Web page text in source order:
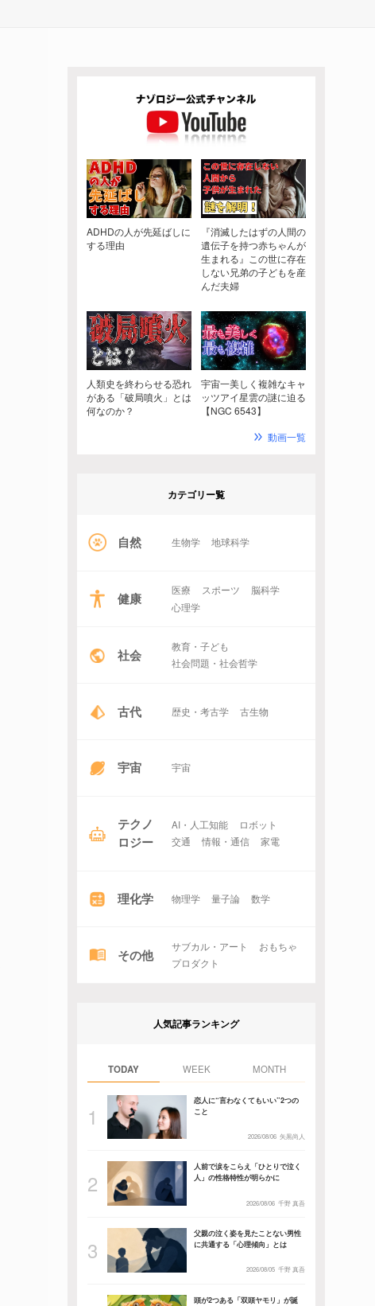
ADHDの人が先延ばしに
する理由
『消滅したはずの人間の
遺伝子を持つ赤ちゃんが
生まれる』この世に存在
しない兄弟の子どもを産
んだ夫婦
人類史を終わらせる恐れ
がある「破局噴火」とは
何なのか？
宇宙一美しく複雑なキャ
ッツアイ星雲の謎に迫る
【NGC 6543】
動画一覧
カテゴリー覧
自然 生物学 地球科学
健康 医療 スポーツ
脳科学
心理学
社会
教育・子ども
社会問題・社会哲学
古代 歴史・考古学 古生物
宇宙 宇宙
テクノ
ロジー
AI・人工知能
ロボット
交通
情報・通信 家電
理化学 物理学 量子論 数学
その他 サブカル・アート
おもちゃ
プロダクト
人気記事ランキング
TODAY WEEK MONTH
恋人に“言わなくてもいい”2つの
こと
2026/08/06 矢黒尚人
人前で涙をこらえ「ひとりで泣く
人」の性格特性が明らかに
2026/08/06 千野 真吾
父親の泣く姿を見たことない男性
に共通する「心理傾向」とは
2026/08/05 千野 真吾
頭が2つある「双頭ヤモリ」が誕